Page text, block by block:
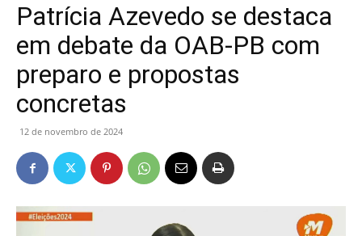
Patrícia Azevedo se destaca
em debate da OAB-PB com
preparo e propostas
concretas
12 de novembro de 2024